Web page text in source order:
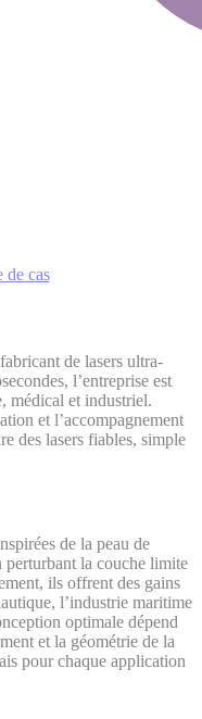
de cas
de lasers ultra-
l’entreprise est
médical et industriel.
et l’accompagnement
des lasers fiables, simple
de la peau de
perturbant la couche limite
ils offrent des gains
l’industrie maritime
optimale dépend
et la géométrie de la
pour chaque application